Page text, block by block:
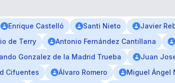
Enrique Castelló Santi Nieto Javier
de Terry Antonio Fernández Cantillana
Gonzalez de la Madrid Trueba Juan
Cifuentes Álvaro Romero Miguel Ángel